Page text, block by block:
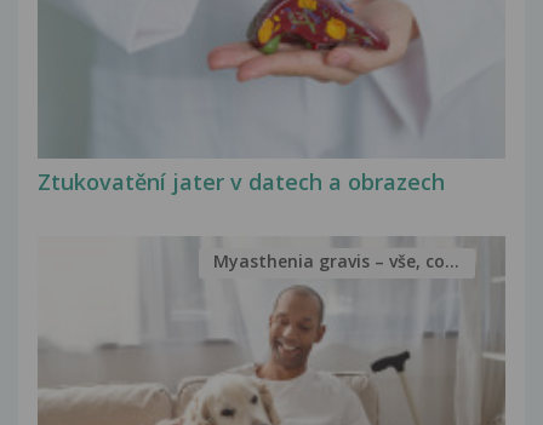
Ztukovatění jater v datech a obrazech
Myasthenia gravis – vše, co...